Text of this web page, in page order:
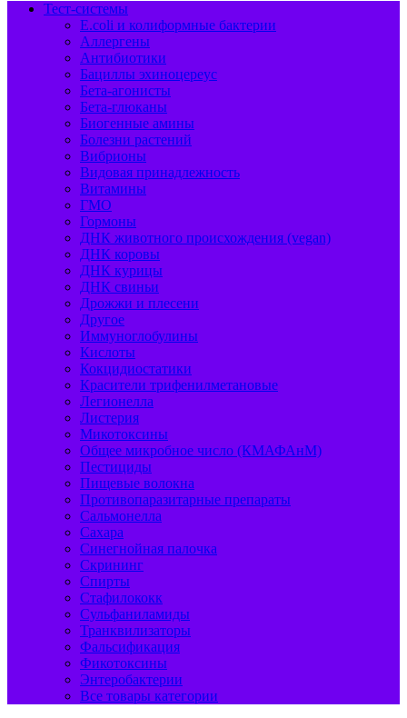
Тест-системы
E.coli и колиформные бактерии
Аллергены
Антибиотики
Бациллы эхиноцереус
Бета-агонисты
Бета-глюканы
Биогенные амины
Болезни растений
Вибрионы
Видовая принадлежность
Витамины
ГМО
Гормоны
ДНК животного происхождения (vegan)
ДНК коровы
ДНК курицы
ДНК свиньи
Дрожжи и плесени
Другое
Иммуноглобулины
Кислоты
Кокцидиостатики
Красители трифенилметановые
Легионелла
Листерия
Микотоксины
Общее микробное число (КМАФАнМ)
Пестициды
Пищевые волокна
Противопаразитарные препараты
Сальмонелла
Сахара
Синегнойная палочка
Скрининг
Спирты
Стафилококк
Сульфаниламиды
Транквилизаторы
Фальсификация
Фикотоксины
Энтеробактерии
Все товары категории